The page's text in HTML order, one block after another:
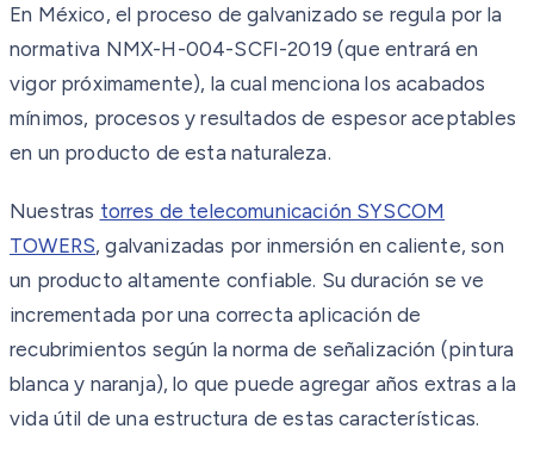
En México, el proceso de galvanizado se regula por la
normativa NMX-H-004-SCFI-2019 (que entrará en
vigor próximamente), la cual menciona los acabados
mínimos, procesos y resultados de espesor aceptables
en un producto de esta naturaleza.
Nuestras torres de telecomunicación SYSCOM
TOWERS, galvanizadas por inmersión en caliente, son
un producto altamente confiable. Su duración se ve
incrementada por una correcta aplicación de
recubrimientos según la norma de señalización (pintura
blanca y naranja), lo que puede agregar años extras a la
vida útil de una estructura de estas características.